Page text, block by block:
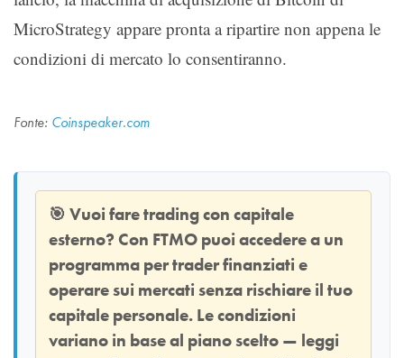
MicroStrategy appare pronta a ripartire non appena le
condizioni di mercato lo consentiranno.
Fonte: Coinspeaker.com
🎯 Vuoi fare trading con capitale
esterno? Con FTMO puoi accedere a un
programma per trader finanziati e
operare sui mercati senza rischiare il tuo
capitale personale. Le condizioni
variano in base al piano scelto — leggi